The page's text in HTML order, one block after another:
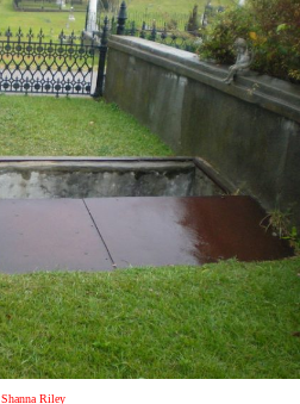
Shanna Riley